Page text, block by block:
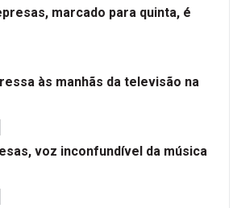
marcado para quinta, é
às manhãs da televisão na
voz inconfundível da música